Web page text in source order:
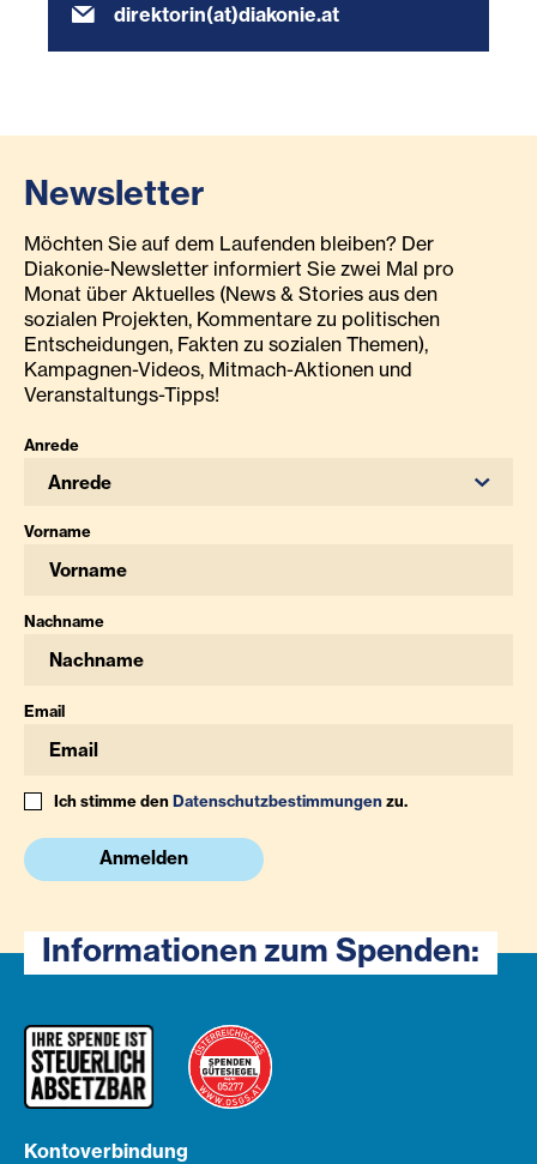
direktorin(at)diakonie.at
Newsletter
Möchten Sie auf dem Laufenden bleiben? Der
Diakonie-Newsletter informiert Sie zwei Mal pro
Monat über Aktuelles (News & Stories aus den
sozialen Projekten, Kommentare zu politischen
Entscheidungen, Fakten zu sozialen Themen),
Kampagnen-Videos, Mitmach-Aktionen und
Veranstaltungs-Tipps!
Anrede
Anrede
Vorname
Nachname
Email
Ich stimme denDatenschutzbestimmungenzu.
Anmelden
Informationen zum Spenden:
Kontoverbindung